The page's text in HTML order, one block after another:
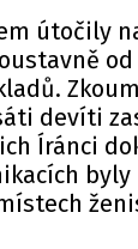
útočily
devíti
Íránci